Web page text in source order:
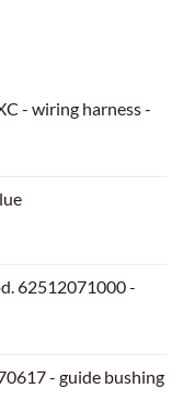
- wiring harness -
62512071000 -
- guide bushing